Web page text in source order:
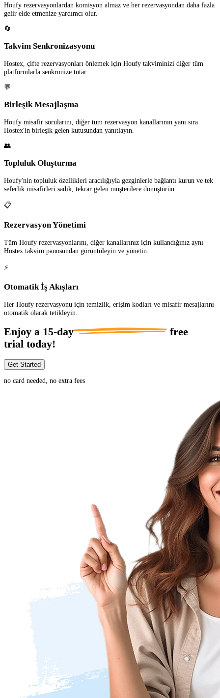
Houfy rezervasyonlardan komisyon almaz ve her rezervasyondan daha fazla
gelir elde etmenize yardımcı olur.
🔄
Takvim Senkronizasyonu
Hostex, çifte rezervasyonları önlemek için Houfy takviminizi diğer tüm
platformlarla senkronize tutar.
💬
Birleşik Mesajlaşma
Houfy misafir sorularını, diğer tüm rezervasyon kanallarının yanı sıra
Hostex'in birleşik gelen kutusundan yanıtlayın.
👥
Topluluk Oluşturma
Houfy'nin topluluk özellikleri aracılığıyla gezginlerle bağlantı kurun ve tek
seferlik misafirleri sadık, tekrar gelen müşterilere dönüştürün.
📋
Rezervasyon Yönetimi
Tüm Houfy rezervasyonlarını, diğer kanallarınız için kullandığınız aynı
Hostex takvim panosundan görüntüleyin ve yönetin.
⚡
Otomatik İş Akışları
Her Houfy rezervasyonu için temizlik, erişim kodları ve misafir mesajlarını
otomatik olarak tetikleyin.
Enjoy a 15-day
free
trial today!
Get Started
no card needed, no extra fees